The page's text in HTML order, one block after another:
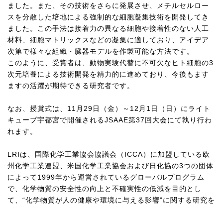
ました。また、その技術をさらに発展させ、メチルセルロー
スを分散した培地による強制的な細胞凝集技術を開発してき
ました。この手法は接着力の異なる細胞や接着性のない人工
材料、細胞マトリックスなどの凝集に適しており、アイデア
次第で様々な組織・臓器モデルを作製可能な方法です。
このように、受賞者は、動物実験代替に不可欠なヒト細胞の3
次元培養による技術開発を精力的に進めており、今後もます
ますの活躍が期待できる研究者です。
なお、授賞式は、 11月 29日（金）～ 12 月 1日（日）にライト
キューブ宇都宮で開催されるJSAAE第37回大会にて執り行わ
れます。
LRIは、国際化学工業協会協議会（ ICCA）に加盟している欧
州化学工業連盟、米国化学工業協会および日化協の3つの団体
によって1999年から運営されているグローバルプログラム
で、化学物質の安全性の向上と不確実性の低減を目的とし
て、“化学物質が人の健康や環境に与える影響”に関する研究を